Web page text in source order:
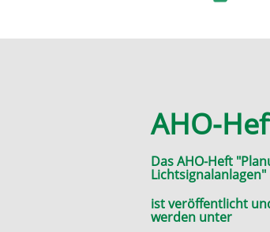
AHO-
Das AHO-Heft
Lichtsignalanlagen"
ist veröffentlicht
werden unter